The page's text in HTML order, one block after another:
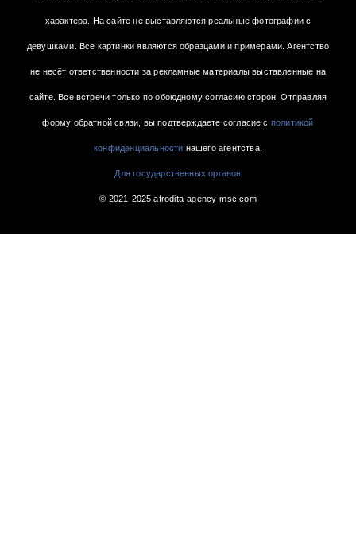
характера. На сайте не выставляются реальные фотографии с
девушками. Все картинки являются образцами и примерами. Агентство
не несёт ответственности за рекламные материалы выставленные на
сайте. Все встречи только по обоюдному согласию сторон. Отправляя
форму обратной связи, вы подтверждаете согласие с политикой
конфиденциальности нашего агентства.
Для государственных органов
© 2021-2025 afrodita-agency-msc.com